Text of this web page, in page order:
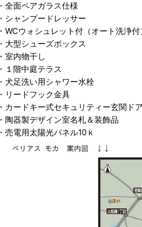
・全面ペアガラス仕様
・シャンプードレッサー
・WCウォシュレット付（オート洗浄付
・大型シューズボックス
・室内物干し
・１階中庭テラス
・犬足洗い用シャワー水栓
・リードフック金具
・カードキー式セキュリティー玄関ド
・陶器製デザイン室名札＆装飾品
・売電用太陽光パネル10ｋ